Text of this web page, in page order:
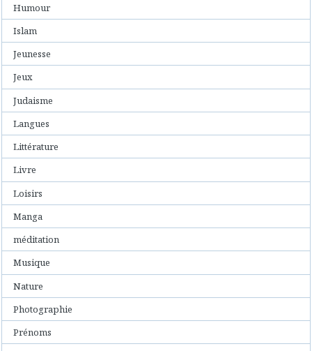
Humour
Islam
Jeunesse
Jeux
Judaisme
Langues
Littérature
Livre
Loisirs
Manga
méditation
Musique
Nature
Photographie
Prénoms